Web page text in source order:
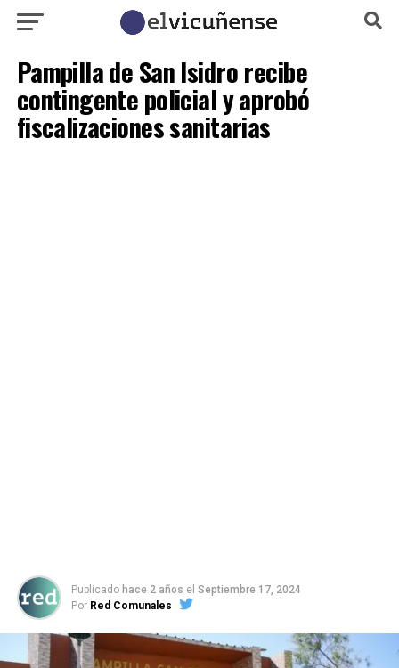
Pampilla de San Isidro recibe
contingente policial y aprobó
fiscalizaciones sanitarias
Publicado hace 2 años el Septiembre 17, 2024
Por Red Comunales